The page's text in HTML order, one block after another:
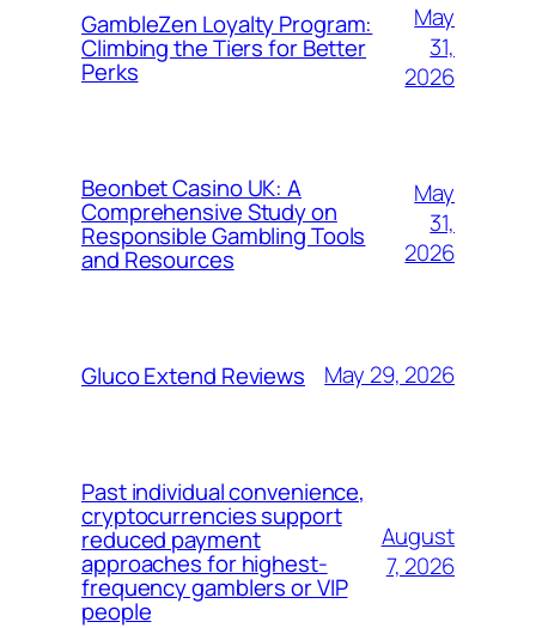
GambleZen Loyalty Program:
Climbing the Tiers for Better
Perks
May
31,
2026
Beonbet Casino UK: A
Comprehensive Study on
Responsible Gambling Tools
and Resources
May
31,
2026
Gluco Extend Reviews May 29, 2026
Past individual convenience,
cryptocurrencies support
reduced payment
approaches for highest-
frequency gamblers or VIP
people
August
7, 2026